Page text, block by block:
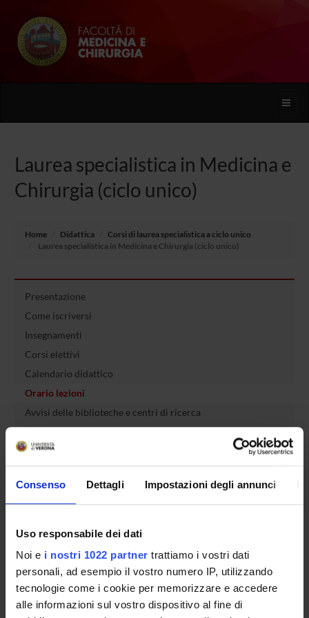
Consenso Dettagli Impostazioni degli annunci
Uso responsabile dei dati
Noi e i nostri 1022 partner trattiamo i vostri dati
personali, ad esempio il vostro numero IP, utilizzando
tecnologie come i cookie per memorizzare e accedere
alle informazioni sul vostro dispositivo al fine di
Toggle
Laurea specialistica in Medicina e
Chirurgia (ciclo unico)
Home Didattica
Corsi di laurea specialistica a ciclo unico
Laurea specialistica in Medicina e Chirurgia (ciclo unico)
Presentazione
Come iscriversi
Insegnamenti
Corsi elettivi
Calendario didattico
Orario lezioni
Avvisi delle biblioteche e centri di ricerca
Piani didattici
Calendario esami
Bacheca avvisi
Organi collegiali e di governo
Docenti
Attività didattiche elettive (ADE)
Prova Finale
Documenti